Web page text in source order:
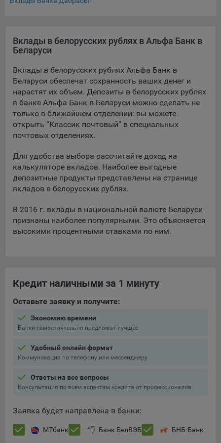
составить представление о тенденциях использования
9.5. Файлы cookie, применяемые для определения целевой
аудитории и в рекламных целях, например Яндекс.Метрика,
Технические/Функциональные, хранятся не более года;
Необходимые для функционирования веб-аналитических
платформ «Google Analytics», «Яндекс.Метрика»
(статистические), установлены на сервере Общества и не
Остальные - не более года.
Отключение аналитических файлов cookie не позволяет
определять предпочтения пользователей сайта, в том числе
меры по совершенствованию работы сайта исходя из
предпочтений пользователей.
При этом, некоторые браузеры позволяют посещать
того, субъект персональных данных может удалить ранее
сохраненные файлов cookie выбрав соответствующую
опцию в истории браузера.
Подробнее о параметрах управления можно ознакомиться,
перейдя по внешним ссылкам, ведущим на
Firefox
Safari
Microsoft Edge
Internet Explorer
Вклады в белорусских рублях в Альфа Банк в
Беларуси
Вклады в белорусских рублях Альфа Банк в
Беларуси обеспечат сохранность ваших денег и
нарастят их объем. Депозиты в белорусских рублях
в банке Альфа Банк в Беларуси можно сделать не
только в ближайшем отделении: вы можете
открыть “Классик почтовый” в специальных
почтовых отделениях.
Для удобства выбора рассчитайте доход на
калькуляторе вкладов. Наиболее выгодные
депозитные продукты представлены на странице
вкладов в белорусских рублях.
В 2016 г. вклады в национальной валюте Беларуси
признаны наиболее популярными. Это объясняется
высокими процентными ставками по ним.
Кредит наличными за 1 минуту
Оставьте заявку и получите:
Экономию времени
Банки самостоятельно предложат лучшее
Удобный онлайн формат
Коммуникация по телефону или мессенджеру
Ответы на все вопросы
Консультация по всем аспектам кредита от профессионалов
Заявка будет направлена в банки:
МТбанк Банк БелВЭБ БНБ-Банк